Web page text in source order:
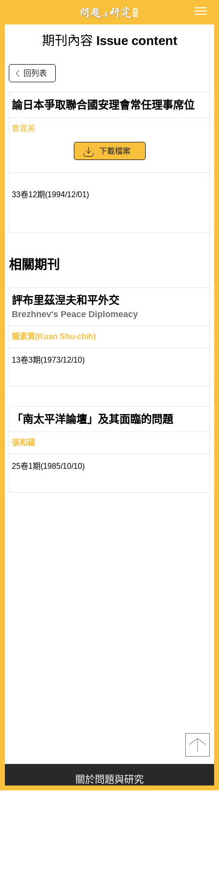
期刊內容 Issue content
回列表
論日本爭取聯合國安理會常任理事席位
曹異美
下載檔案
33卷12期(1994/12/01)
相關期刊
評布里茲湼夫和平外交
Brezhnev's Peace Diplomeacy
關素質(Kuan Shu-chih)
13卷3期(1973/12/10)
「南太平洋論壇」及其面臨的問題
張和藴
25卷1期(1985/10/10)
關於問題與研究
About this journal